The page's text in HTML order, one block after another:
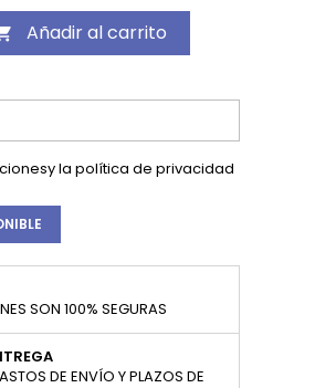
Añadir al carrito
y la política de privacidad
SON 100% SEGURAS
DE ENVÍO Y PLAZOS DE